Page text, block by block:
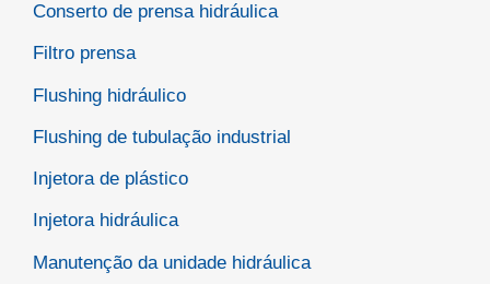
Conserto de prensa hidráulica
Filtro prensa
Flushing hidráulico
Flushing de tubulação industrial
Injetora de plástico
Injetora hidráulica
Manutenção da unidade hidráulica